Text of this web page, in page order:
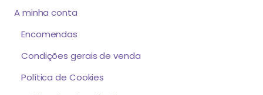
A minha conta
Encomendas
Condições gerais de venda
Política de Cookies